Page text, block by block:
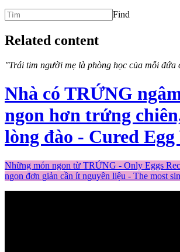
Find
Related content
"Trái tim người mẹ là phòng học của mỗi đứa
Nhà có TRỨNG
ngon hơn trứng
lòng đào - Cured Egg
Những món ngon từ TRỨNG - Only Eggs
ngon đơn giản cần ít nguyên liệu - The most